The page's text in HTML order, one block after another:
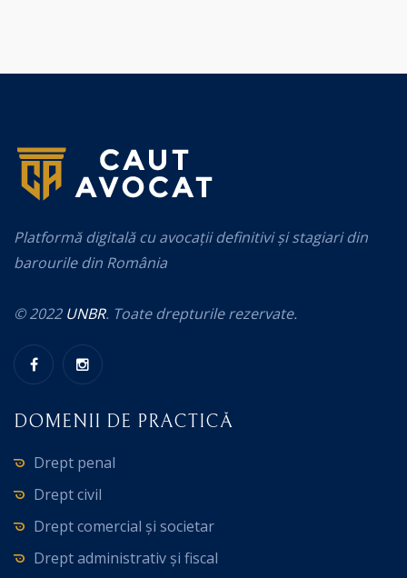
Platformă digitală cu avocații definitivi și stagiari din
barourile din România
© 2022 UNBR. Toate drepturile rezervate.
DOMENII DE PRACTICĂ
Drept penal
Drept civil
Drept comercial și societar
Drept administrativ și fiscal